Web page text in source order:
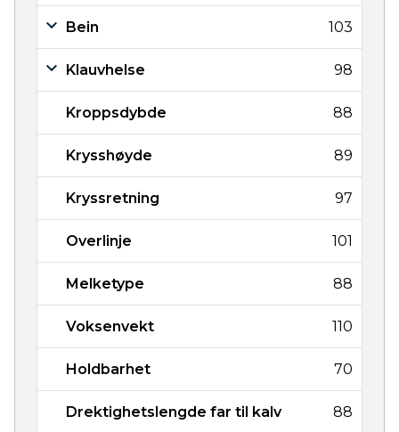
Bein 103
Klauvhelse 98
Kroppsdybde 88
Krysshøyde 89
Kryssretning 97
Overlinje 101
Melketype 88
Voksenvekt 110
Holdbarhet 70
Drektighetslengde far til kalv 88